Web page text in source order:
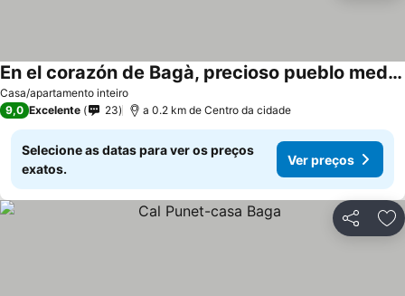
Casa/apartamento inteiro
En el corazón de Bagà, precioso pueblo medieval
Ver preços
9,0 Excelente 23 a 0.2 km de Centro da cidade
Selecione as datas para ver os preços
exatos.
Ver preços
Partilhar